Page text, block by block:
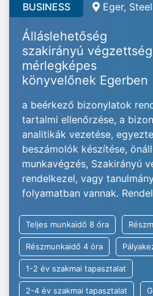
BUSINESS Eger,
Álláslehetőség
szakirányú
mérlegképes
könyvelőnek Egerben
a beérkező bizonylatok
tartalmi ellenőrzése, a
analitikák vezetése,
beszámolók készítése,
munkavégzés, Szakirányú
rendelkezel, vagy
folyamatban vannak.
Teljes munkaidő 8 óra
Részmunkaidő 4 óra
1-2 év szakmai tapasztalat
2-4 év szakmai tapasztalat